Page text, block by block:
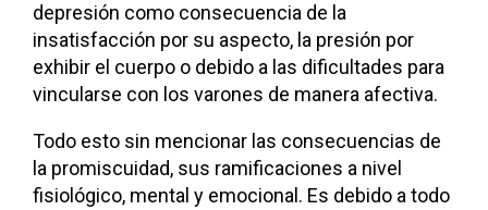
depresión como consecuencia de la
insatisfacción por su aspecto, la presión por
exhibir el cuerpo o debido a las dificultades para
vincularse con los varones de manera afectiva.
Todo esto sin mencionar las consecuencias de
la promiscuidad, sus ramificaciones a nivel
fisiológico, mental y emocional. Es debido a todo